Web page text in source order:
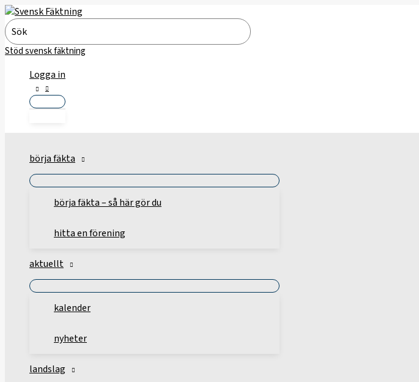
Hoppa
till
innehåll
Search
for:
Stöd svensk fäktning
Logga in
börja fäkta
börja fäkta – så här gör du
hitta en förening
aktuellt
kalender
nyheter
landslag